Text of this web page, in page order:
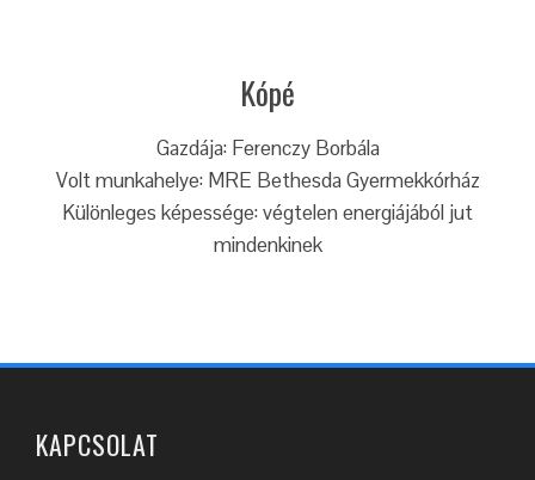
Kópé
Gazdája: Ferenczy Borbála
Volt munkahelye: MRE Bethesda Gyermekkórház
Különleges képessége: végtelen energiájából jut
mindenkinek
KAPCSOLAT